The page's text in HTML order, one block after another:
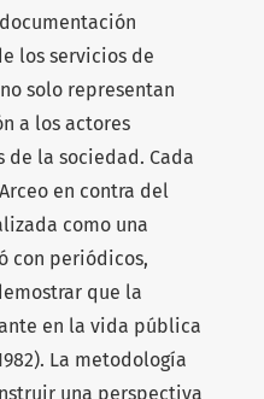
documentación
los servicios de
solo representan
a los actores
la sociedad. Cada
en contra del
como una
con periódicos,
que la
en la vida pública
La metodología
una perspectiva